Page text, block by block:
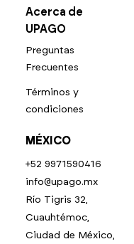
Acerca de
UPAGO
Preguntas
Frecuentes
Términos y
condiciones
MÉXICO
+52 9971590416
info@upago.mx
Río Tigris 32,
Cuauhtémoc,
Ciudad de México,